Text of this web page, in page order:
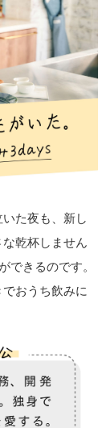
た夜も、新し
乾杯しません
できるのです。
おうち飲みに